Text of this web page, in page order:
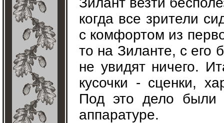
когда все зрители
с комфортом из
то на Зиланте, с его
не увидят ничего.
кусочки - сценки,
Под это дело
аппаратуре.